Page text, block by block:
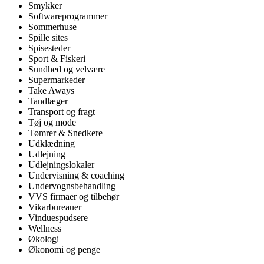
Smykker
Softwareprogrammer
Sommerhuse
Spille sites
Spisesteder
Sport & Fiskeri
Sundhed og velvære
Supermarkeder
Take Aways
Tandlæger
Transport og fragt
Tøj og mode
Tømrer & Snedkere
Udklædning
Udlejning
Udlejningslokaler
Undervisning & coaching
Undervognsbehandling
VVS firmaer og tilbehør
Vikarbureauer
Vinduespudsere
Wellness
Økologi
Økonomi og penge